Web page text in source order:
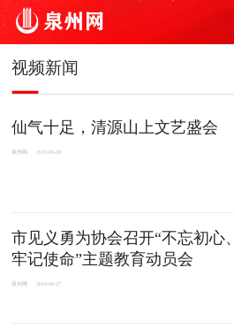
视频新闻
仙气十足，清源山上文艺盛会
泉州网 2019-09-29
市见义勇为协会召开“不忘初心、
牢记使命”主题教育动员会
泉州网 2019-09-27